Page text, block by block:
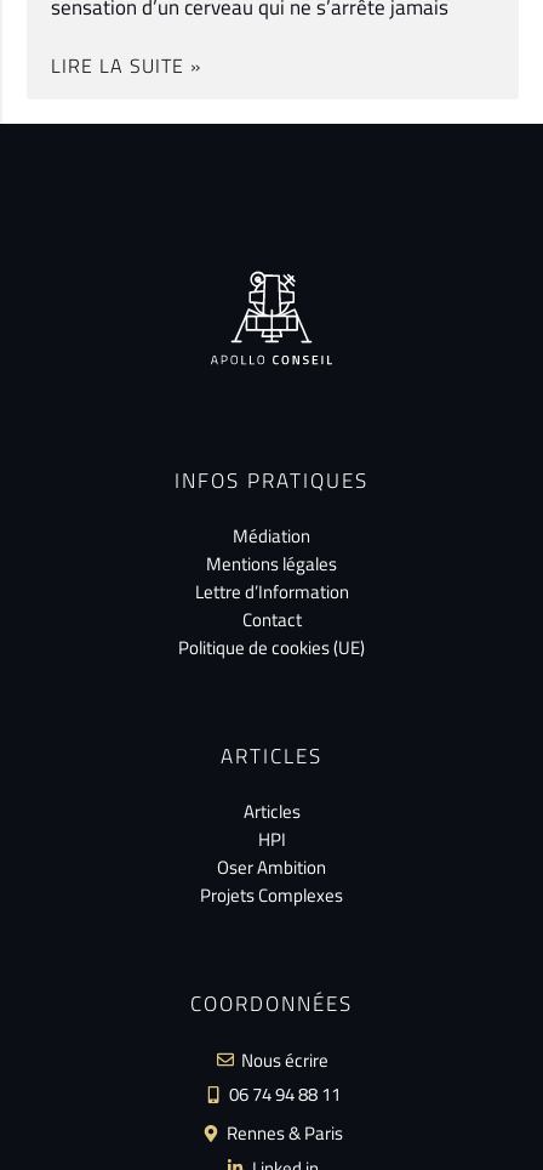
sensation d’un cerveau qui ne s’arrête jamais
LIRE LA SUITE »
INFOS PRATIQUES
Médiation
Mentions légales
Lettre d’Information
Contact
Politique de cookies (UE)
ARTICLES
Articles
HPI
Oser Ambition
Projets Complexes
COORDONNÉES
Nous écrire
06 74 94 88 11
Rennes & Paris